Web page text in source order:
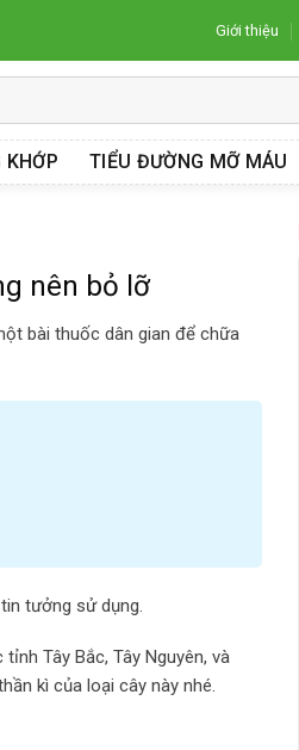
Giới thiệu
KHỚP TIỂU ĐƯỜNG MỠ MÁU
nên bỏ lỡ
bài thuốc dân gian để chữa
tưởng sử dụng.
Tây Bắc, Tây Nguyên, và
kì của loại cây này nhé.